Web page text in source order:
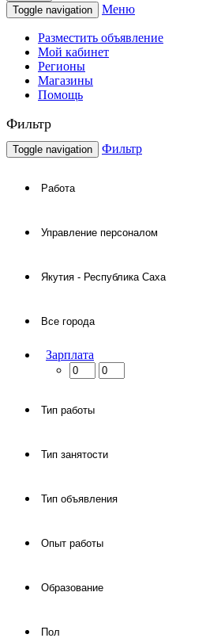
Toggle navigation
Меню
Разместить объявление
Мой кабинет
Регионы
Магазины
Помощь
Фильтр
Toggle navigation Фильтр
Зарплата